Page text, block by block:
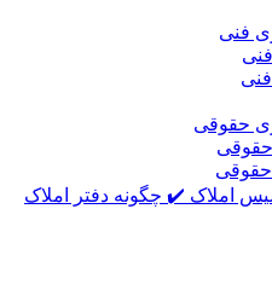
فنی
حقوقی
حقوقی
حقوقی
املاک ✔️ چگونه دفتر املاک